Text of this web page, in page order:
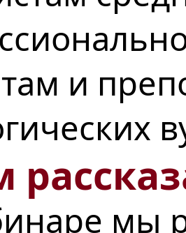
и
мы